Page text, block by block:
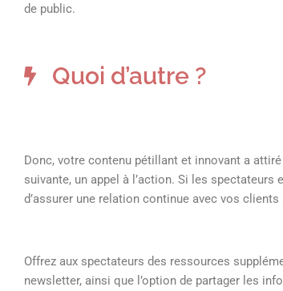
de public.
Quoi d’autre ?
Donc, votre contenu pétillant et innovant a
suivante, un appel à l’action. Si les spectateurs
d’assurer une relation continue avec vos
Offrez aux spectateurs des ressources
newsletter, ainsi que l’option de partager les